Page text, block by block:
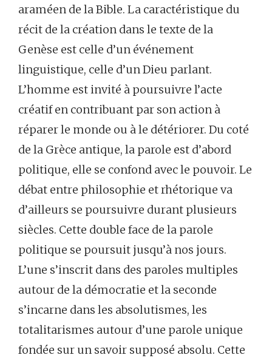
araméen de la Bible. La caractéristique du
récit de la création dans le texte de la
Genèse est celle d’un événement
linguistique, celle d’un Dieu parlant.
L’homme est invité à poursuivre l’acte
créatif en contribuant par son action à
réparer le monde ou à le détériorer. Du coté
de la Grèce antique, la parole est d’abord
politique, elle se confond avec le pouvoir. Le
débat entre philosophie et rhétorique va
d’ailleurs se poursuivre durant plusieurs
siècles. Cette double face de la parole
politique se poursuit jusqu’à nos jours.
L’une s’inscrit dans des paroles multiples
autour de la démocratie et la seconde
s’incarne dans les absolutismes, les
totalitarismes autour d’une parole unique
fondée sur un savoir supposé absolu. Cette